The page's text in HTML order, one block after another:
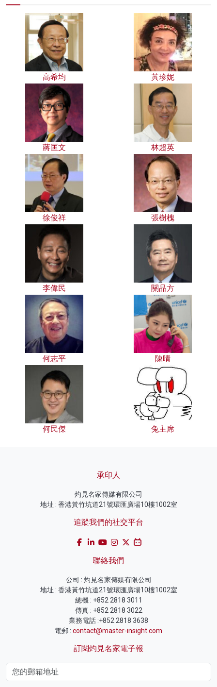
高希均 黃珍妮
蔣匡文 林超英
徐俊祥 張樹槐
李偉民 關品方
何志平 陳晴
何民傑 兔主席
承印人
灼見名家傳媒有限公司
地址 : 香港黃竹坑道21號環匯廣場10樓1002室
追蹤我們的社交平台
聯絡我們
公司 : 灼見名家傳媒有限公司
地址 : 香港黃竹坑道21號環匯廣場10樓1002室
總機 : +852 2818 3011
傳真 : +852 2818 3022
業務電話 :+852 2818 3638
電郵 : contact@master-insight.com
訂閱灼見名家電子報